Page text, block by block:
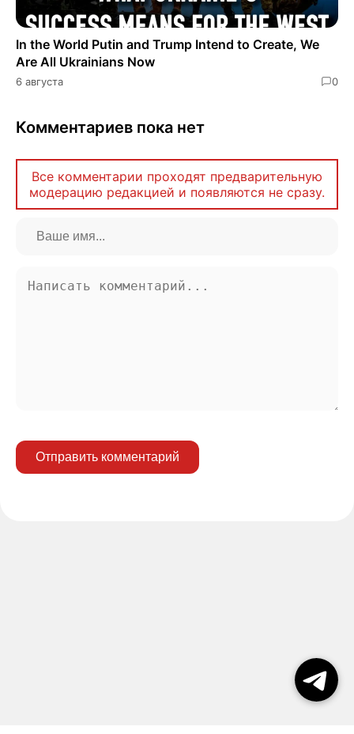
In the World Putin and Trump Intend to Create, We
Are All Ukrainians Now
6 августа 0
Комментариев пока нет
Все комментарии проходят предварительную
модерацию редакцией и появляются не сразу.
Отправить комментарий